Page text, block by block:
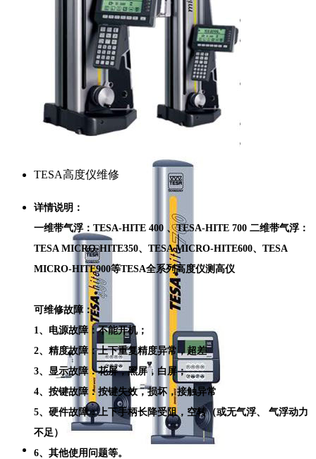
TESA高度仪维修
详情说明：
一维带气浮：TESA-HITE 400 、TESA-HITE 700 二维带气浮：
TESA MICRO-HITE350、TESA MICRO-HITE600、TESA
MICRO-HITE900等TESA全系列高度仪测高仪
可维修故障：
1、电源故障：不能开机；
2、精度故障：上下重复精度异常，超差
3、显示故障：花屏，黑屏，白屏；
4、按键故障：按键失效，损坏，接触异常
5、硬件故障：上下手柄长降受阻，空转（或无气浮、 气浮动力
不足）
6、其他使用问题等。